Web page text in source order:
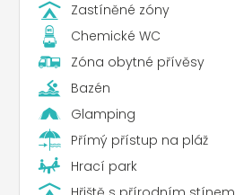
Zastíněné zóny
Chemické WC
Zóna obytné přívěsy
Bazén
Glamping
Přímý přístup na pláž
Hrací park